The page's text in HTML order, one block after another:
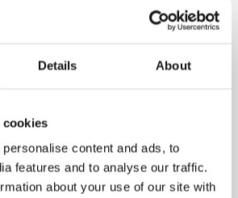
Details About
cookies
content and ads, to
features and to analyse our traffic.
about your use of our site with